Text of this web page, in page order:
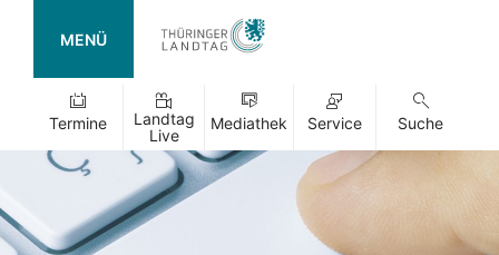
MENÜ
Termine
Landtag
Live
Mediathek Service Suche